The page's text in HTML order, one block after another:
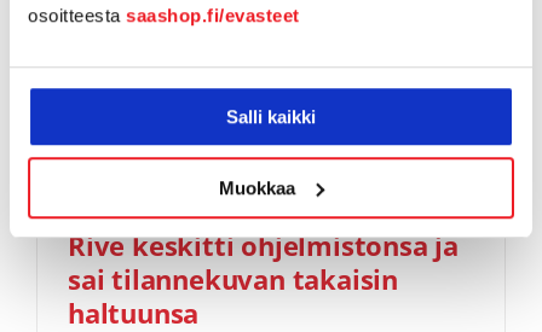
osoitteesta saashop.fi/evasteet
Salli kaikki
Muokkaa
Rive keskitti ohjelmistonsa ja
sai tilannekuvan takaisin
haltuunsa